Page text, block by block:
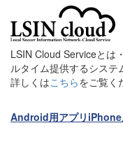
LSIN Cloud Serviceとは
ルタイム提供するシステ
詳しくはこちらをご覧く
Android用アプリ iPhone